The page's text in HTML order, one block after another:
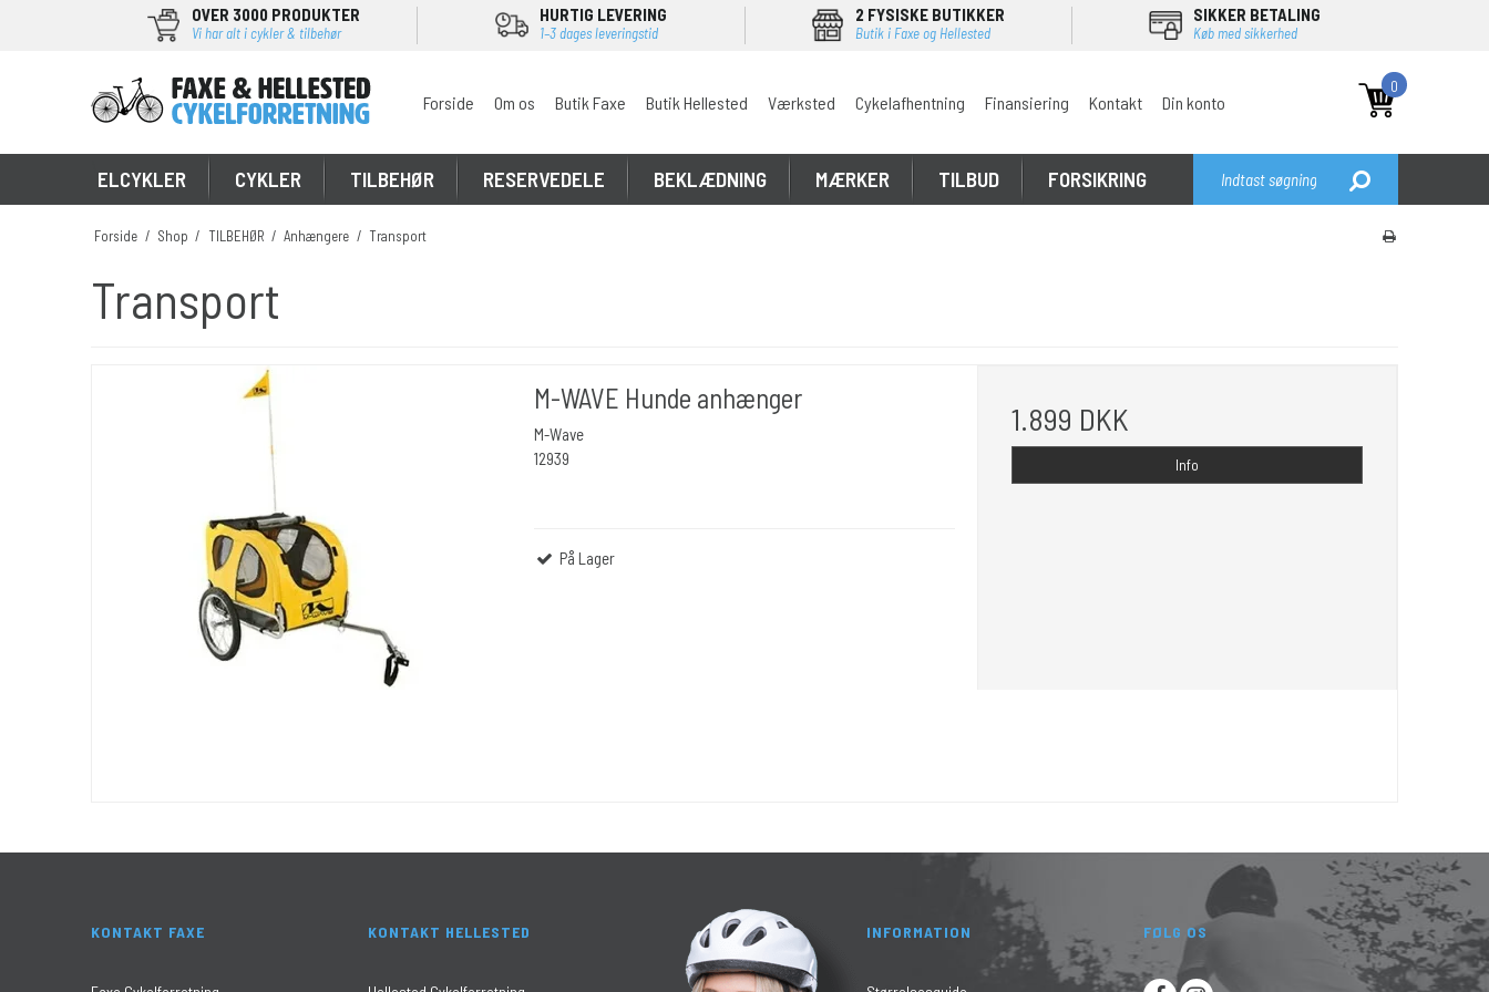
OVER 3000 PRODUKTER
Vi har alt i cykler & tilbehør
HURTIG LEVERING
1–3 dages leveringstid
2 FYSISKE BUTIKKER
Butik i Faxe og Hellested
SIKKER BETALING
Køb med sikkerhed
Forside Om os Butik Faxe Butik Hellested Værksted Cykelafhentning Finansiering Kontakt Din konto
0
ELCYKLER CYKLER TILBEHØR RESERVEDELE BEKLÆDNING MÆRKER TILBUD FORSIKRING
Forside / Shop / TILBEHØR / Anhængere / Transport
Transport
M-WAVE Hunde anhænger
M-Wave
12939
På Lager
1.899 DKK
Info
KONTAKT FAXE KONTAKT HELLESTED INFORMATION FØLG OS